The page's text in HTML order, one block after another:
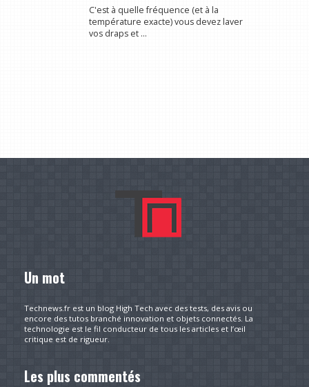
C'est à quelle fréquence (et à la
température exacte) vous devez laver
vos draps et ...
Un mot
Technews.fr est un blog High Tech avec des tests, des avis ou
encore des tutos branché innovation et objets connectés. La
technologie est le fil conducteur de tous les articles et l’œil
critique est de rigueur.
Les plus commentés